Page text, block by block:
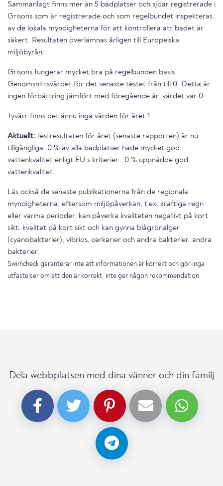
Sammanlagt finns mer än 5 badplatser och sjöar registrerade i
Grisons som är registrerade och som regelbundet inspekteras
av de lokala myndigheterna för att kontrollera att badet är
säkert. Resultaten överlämnas årligen till Europeiska
miljöbyrån.
Grisons fungerar mycket bra på regelbunden basis.
Genomsnittsvärdet för det senaste testet från till 0. Detta är
ingen förbättring jämfört med föregående år. värdet var 0
Tyvärr finns det ännu inga värden för året 1.
Aktuellt: Testresultaten för året (senaste rapporten) är nu
tillgängliga. 0 % av alla badplatser hade mycket god
vattenkvalitet enligt EU:s kriterier . 0 % uppnådde god
vattenkvalitet.
Läs också de senaste publikationerna från de regionala
myndigheterna, eftersom miljöpåverkan, t.ex. kraftiga regn
eller varma perioder, kan påverka kvaliteten negativt på kort
sikt. kvalitet på kort sikt och kan gynna blågrönalger
(cyanobakterier), vibrios, cerkarier och andra bakterier. andra
bakterier.
Swimcheck garanterar inte att informationen är korrekt och gör inga
utfästelser om att den är korrekt. inte ger någon rekommendation.
Dela webbplatsen med dina vänner och din familj